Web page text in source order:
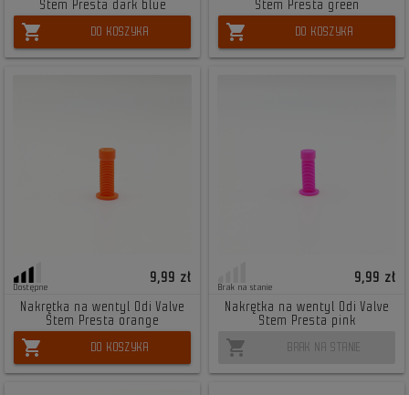
Stem Presta dark blue
shopping_cart DO KOSZYKA
Stem Presta green
shopping_cart DO KOSZYKA
Dostępne
9,99 zł
Nakrętka na wentyl Odi Valve
Stem Presta orange
shopping_cart DO KOSZYKA
Brak na stanie
9,99 zł
Nakrętka na wentyl Odi Valve
Stem Presta pink
shopping_cart BRAK NA STANIE